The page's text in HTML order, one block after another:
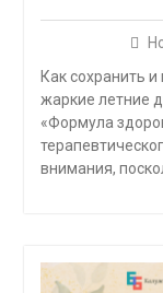
Как сохранить
жаркие летние
«Формула
внимания,